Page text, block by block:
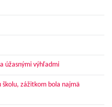
úžasnými výhľadmi
školu, zážitkom bola najmä